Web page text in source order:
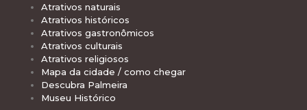
Atrativos naturais
Atrativos históricos
Atrativos gastronômicos
Atrativos culturais
Atrativos religiosos
Mapa da cidade / como chegar
Descubra Palmeira
Museu Histórico